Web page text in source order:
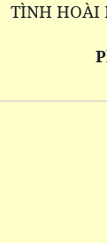
TÌNH HOÀI